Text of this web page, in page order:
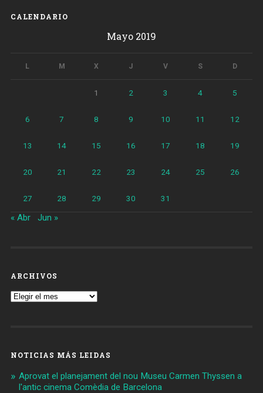
CALENDARIO
Mayo 2019
L M X J V S D
1 2 3 4 5
6 7 8 9 10 11 12
13 14 15 16 17 18 19
20 21 22 23 24 25 26
27 28 29 30 31
« Abr Jun »
ARCHIVOS
Archivos
NOTICIAS MÁS LEIDAS
Aprovat el planejament del nou Museu Carmen Thyssen a
l'antic cinema Comèdia de Barcelona